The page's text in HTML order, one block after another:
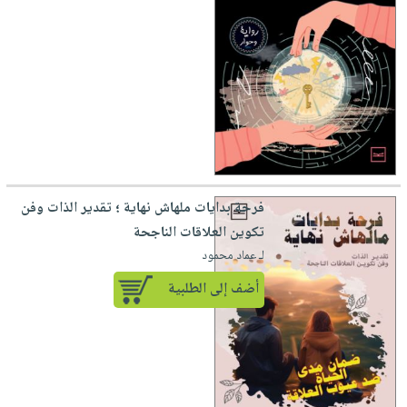
فرحة بدايات ملهاش نهاية ؛ تقدير الذات وفن
تكوين العلاقات الناجحة
لـ عماد محمود
أضف إلى الطلبية